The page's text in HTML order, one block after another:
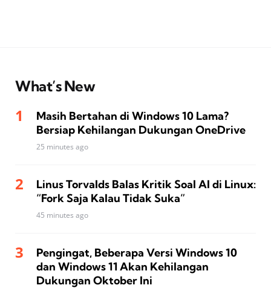
What’s New
Masih Bertahan di Windows 10 Lama?
Bersiap Kehilangan Dukungan OneDrive
25 minutes ago
Linus Torvalds Balas Kritik Soal AI di Linux:
“Fork Saja Kalau Tidak Suka”
45 minutes ago
Pengingat, Beberapa Versi Windows 10
dan Windows 11 Akan Kehilangan
Dukungan Oktober Ini